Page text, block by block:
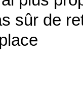
sûr de